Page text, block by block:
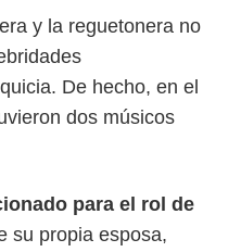
y la reguetonera no
De hecho, en el
dos músicos
para el rol de
su propia esposa,